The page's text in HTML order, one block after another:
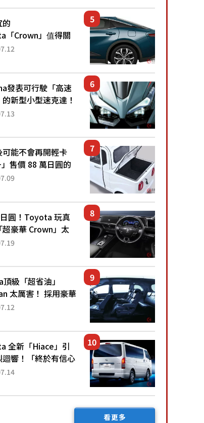
467萬元日圓起的5
...
的
「Crown」值得關
載4WD、每公升
備豐富、超越售價
稱高CP值代表的
發表可行駛「高速
新型小型速克達！
受超強勁「渦輪
Super Sport」車款
...可能不會再開輕卡
售價 88 萬日圓的
輕型貨車」引發兩
！」「免驗車真的
...
圓！Toyota 玩真
超豪華 Crown」太
採用由「匠人技
「底盤設定」！還配
華...
級「超省油」
太厲害！ 採用豪華
椅」與專屬「黑色
兼具優異節能表現與
...
全新「Hiace」引
迴響！「終於有信心
」「哪個等級交車
還要等「超過半年」
看更多